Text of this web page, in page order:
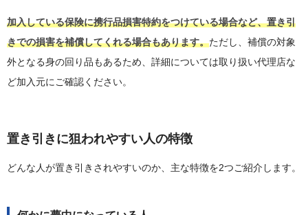
加入している保険に携行品損害特約をつけている場合など、置き引
きでの損害を補償してくれる場合もあります。ただし、補償の対象
外となる身の回り品もあるため、詳細については取り扱い代理店な
ど加入元にご確認ください。
置き引きに狙われやすい人の特徴
どんな人が置き引きされやすいのか、主な特徴を2つご紹介します。